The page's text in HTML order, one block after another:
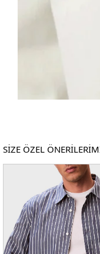
SİZE ÖZEL